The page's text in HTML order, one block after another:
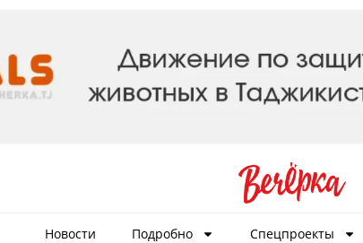
Новости Подробно Спецпроекты